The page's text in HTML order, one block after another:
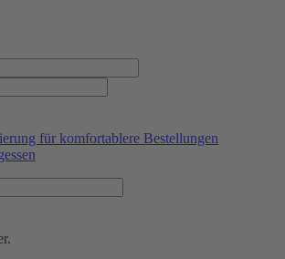
für komfortablere Bestellungen